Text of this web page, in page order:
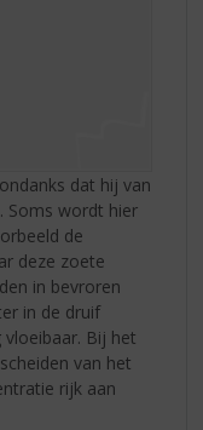
dat hij van
Soms wordt hier
de
deze zoete
in bevroren
in de druif
Bij het
van het
rijk aan